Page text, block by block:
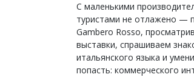
С маленькими
туристами не отлажено —
Gambero Rosso,
выставки, спрашиваем
итальянского языка и
попасть: коммерческого